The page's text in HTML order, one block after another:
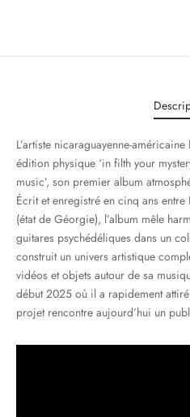
L’artiste nicaraguayenne-
édition physique ‘in filth your
music’, son premier album
Écrit et enregistré en cinq ans
(état de Géorgie), l’album mêle
guitares psychédéliques dans un
construit un univers artistique
vidéos et objets autour de sa
début 2025 où il a rapidement
projet rencontre aujourd’hui un